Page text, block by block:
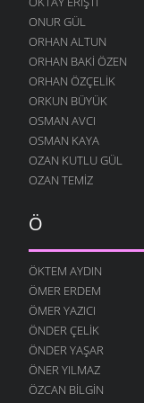
ÜŞÜRÜM SENSIZ
17 ARALIK 2007
ZORUMA GIDER
13 ARALIK 2007
HEP SEN GELIRSIN
11 ARALIK 2007
SARHOŞ OLMUŞ
7 ARALIK 2007
ÇOK SEVERIM
29 KASIM 2007
29 KASIM 2007
GERI ÇEVIRMIŞ
27 KASIM 2007
GÜNEŞ ÇALMIŞ
24 KASIM 2007
YÜZ BULAMADIM
ONUR GÜL
ORHAN ALTUN
ORHAN BAKI ÖZEN
ORHAN ÖZÇELIK
ORKUN BÜYÜK
OSMAN AVCI
OSMAN KAYA
OZAN KUTLU GÜL
OZAN TEMIZ
Ö
ÖKTEM AYDIN
ÖMER ERDEM
ÖMER YAZICI
ÖNDER ÇELIK
ÖNDER YAŞAR
ÖNER YILMAZ
ÖZCAN BILGIN